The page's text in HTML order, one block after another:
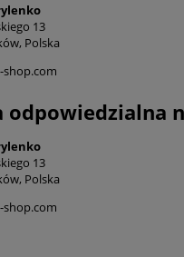
13
Polska
shop.com
odpowiedzialna
13
Polska
shop.com